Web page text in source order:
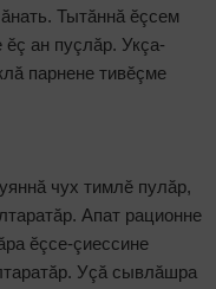
Тытăннă ӗçсем
ан пуçлăр. Укçа-
парнене тивӗçме
чух тимлӗ пулăр,
Апат рационне
ӗçсе-çиессине
Уçă сывлăшра